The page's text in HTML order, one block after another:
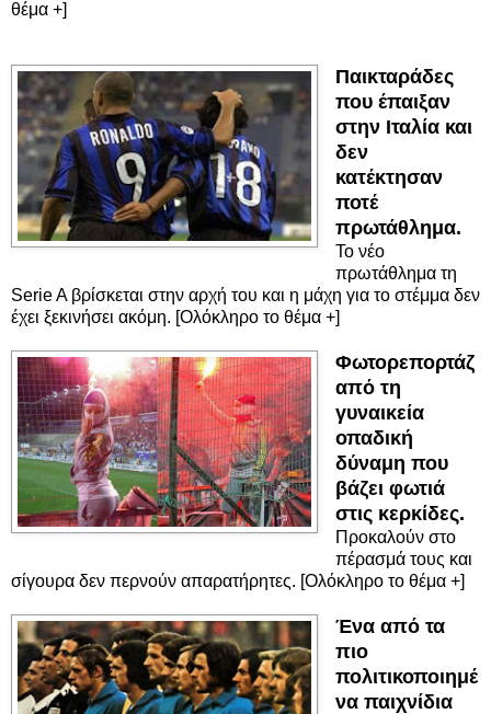
θέμα +]
Παικταράδες
που έπαιξαν
στην Ιταλία και
δεν
κατέκτησαν
ποτέ
πρωτάθλημα.
Το νέο
πρωτάθλημα τη
Serie A βρίσκεται στην αρχή του και η μάχη για το στέμμα δεν
έχει ξεκινήσει ακόμη. [Ολόκληρο το θέμα +]
Φωτορεπορτάζ
από τη
γυναικεία
οπαδική
δύναμη που
βάζει φωτιά
στις κερκίδες.
Προκαλούν στο
πέρασμά τους και
σίγουρα δεν περνούν απαρατήρητες. [Ολόκληρο το θέμα +]
Ένα από τα
πιο
πολιτικοποιημέ
να παιχνίδια